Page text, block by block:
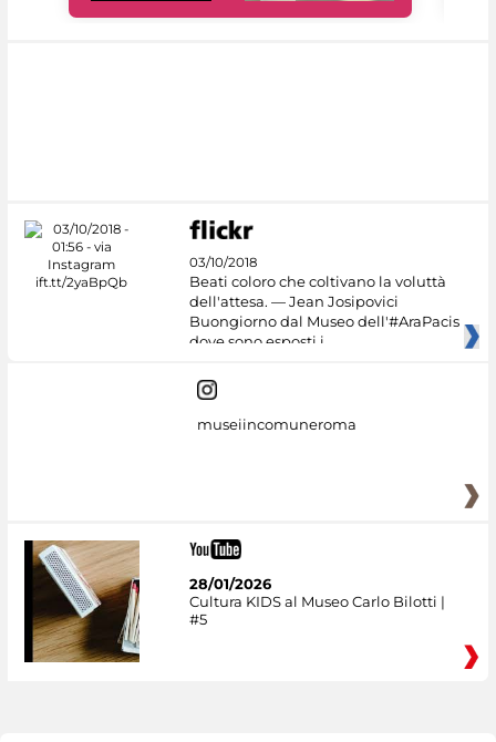
03/10/2018
Beati coloro che coltivano la voluttà
dell'attesa. — Jean Josipovici
Buongiorno dal Museo dell'#AraPacis
dove sono esposti i
museiincomuneroma
28/01/2026
Cultura KIDS al Museo Carlo Bilotti |
#5